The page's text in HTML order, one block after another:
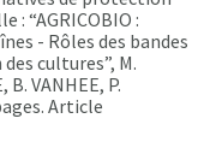
: “AGRICOBIO :
- Rôles des bandes
cultures”, M.
B. VANHEE, P.
Article